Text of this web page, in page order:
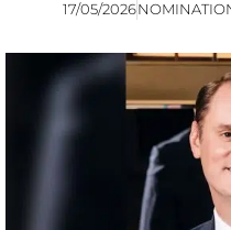
17/05/2026